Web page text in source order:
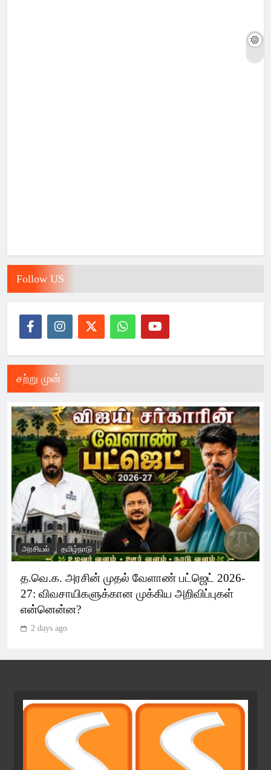
Follow US
சற்று முன்
அரசியல் தமிழ்நாடு
த.வெ.க. அரசின் முதல் வேளாண் பட்ஜெட் 2026-
27: விவசாயிகளுக்கான முக்கிய அறிவிப்புகள்
என்னென்ன?
2 days ago